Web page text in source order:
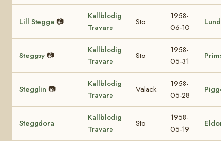
Lill Stegga 📷
Kallblodig
Travare
Sto
1958-
06-10
Steggsy 📷
Kallblodig
Travare
Sto
1958-
05-31
Stegglin 📷
Kallblodig
Travare
Valack
1958-
05-28
Steggdora
Kallblodig
Travare
Sto
1958-
05-19